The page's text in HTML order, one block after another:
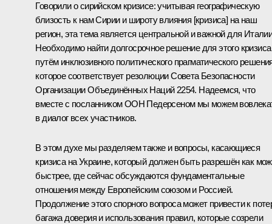
Говорили о сирийском кризисе: учитывая географическую
близость к нам Сирии и широту влияния [кризиса] на наш
регион, эта тема является центральной и важной для
Необходимо найти долгосрочное решение для этого кризиса
путём инклюзивного политического прагматического
которое соответствует резолюции Совета Безопасности
Организации Объединённых Наций 2254. Надеемся, что
вместе с посланником ООН Педерсеном мы можем
в диалог всех участников.
В этом духе мы разделяем также и вопросы, касающиеся
кризиса на Украине, который должен быть разрешён как
быстрее, где сейчас обсуждаются фундаментальные
отношения между Европейским союзом и Россией.
Продолжение этого спорного вопроса может привести к
багажа доверия и использования правил, которые созрели